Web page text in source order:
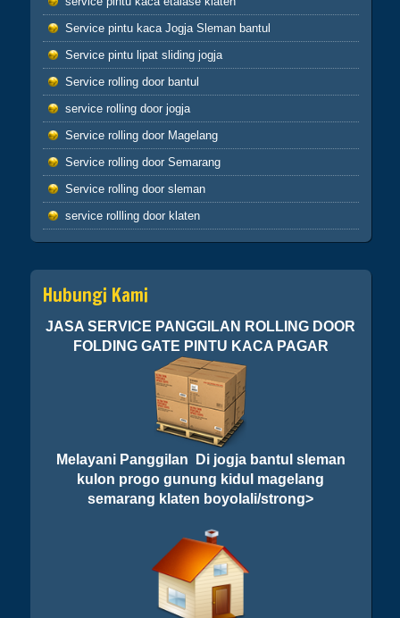
hikmah 4
Apabila telah ditunaikan sholat,maka
bertebaranlah kamu dimuka bumi dan carilah
karunia Allah dan ingatlah allah banyak-
banyak agar kamu beruntung (Q.S.62:10)
Sahabatku..karunia Allah tak hanya berbentuk
uang,bisa
ilmu,hikmah,kesehatan,silaturahmi,kekuatan
iman dan lain-lain. Insyaallah semua jadi
ibadah
Service pintu kaca Jogja Sleman bantul
Service pintu lipat sliding jogja
Service rolling door bantul
service rolling door jogja
Service rolling door Magelang
Service rolling door Semarang
Service rolling door sleman
service rollling door klaten
Hubungi Kami
JASA SERVICE PANGGILAN ROLLING DOOR
FOLDING GATE PINTU KACA PAGAR
Melayani Panggilan Di jogja bantul sleman
kulon progo gunung kidul magelang
semarang klaten boyolali/strong>